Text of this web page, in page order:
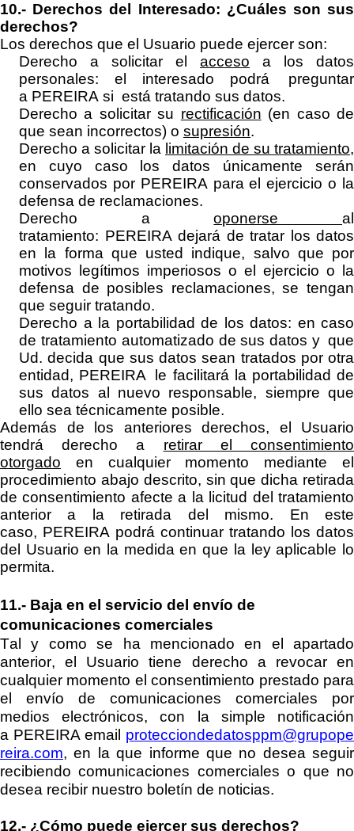
10.- Derechos del Interesado: ¿Cuáles son sus
derechos?
Los derechos que el Usuario puede ejercer son:
Derecho a solicitar el acceso a los datos
personales: el interesado podrá preguntar
a PEREIRA si está tratando sus datos.
Derecho a solicitar su rectificación (en caso de
que sean incorrectos) o supresión.
Derecho a solicitar la limitación de su tratamiento,
en cuyo caso los datos únicamente serán
conservados por PEREIRA para el ejercicio o la
defensa de reclamaciones.
Derecho aoponerseal
tratamiento: PEREIRA dejará de tratar los datos
en la forma que usted indique, salvo que por
motivos legítimos imperiosos o el ejercicio o la
defensa de posibles reclamaciones, se tengan
que seguir tratando.
Derecho a la portabilidad de los datos: en caso
de tratamiento automatizado de sus datos y que
Ud. decida que sus datos sean tratados por otra
entidad, PEREIRA le facilitará la portabilidad de
sus datos al nuevo responsable, siempre que
ello sea técnicamente posible.
Además de los anteriores derechos, el Usuario
tendrá derecho a retirar el consentimiento
otorgado en cualquier momento mediante el
procedimiento abajo descrito, sin que dicha retirada
de consentimiento afecte a la licitud del tratamiento
anterior a la retirada del mismo. En este
caso, PEREIRA podrá continuar tratando los datos
del Usuario en la medida en que la ley aplicable lo
permita.
11.- Baja en el servicio del envío de
comunicaciones comerciales
Tal y como se ha mencionado en el apartado
anterior, el Usuario tiene derecho a revocar en
cualquier momento el consentimiento prestado para
el envío de comunicaciones comerciales por
medios electrónicos, con la simple notificación
a PEREIRA email protecciondedatosppm@grupope
reira.com, en la que informe que no desea seguir
recibiendo comunicaciones comerciales o que no
desea recibir nuestro boletín de noticias.
12.- ¿Cómo puede ejercer sus derechos?